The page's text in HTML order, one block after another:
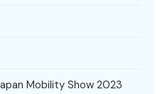
Mobility Show 2023